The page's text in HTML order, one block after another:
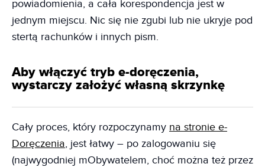
powiadomienia, a cała korespondencja jest w
jednym miejscu. Nic się nie zgubi lub nie ukryje pod
stertą rachunków i innych pism.
Aby włączyć tryb e-doręczenia,
wystarczy założyć własną skrzynkę
Cały proces, który rozpoczynamy na stronie e-
Doręczenia, jest łatwy – po zalogowaniu się
(najwygodniej mObywatelem, choć można też przez